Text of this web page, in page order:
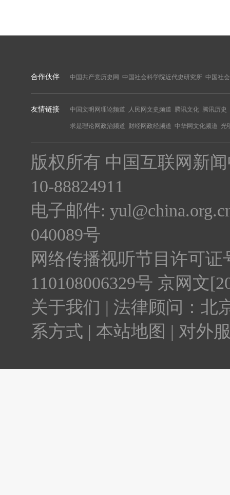
合作伙伴 中国共产党历史网 中国社会科学院近代史研究所 中国社
友情链接 中国文明网理论频道 人民网文史频道 腾讯文化 腾讯历史
求是理论网政治频道 财经网政经频道 中华网文化频道 光
版权所有 中国互联网新闻
10-88824911
电子邮件:
040089号
网络传播视听节目许可证
110108006329号 京网文
关于我们 | 法律顾问：北
系方式 | 本站地图 | 对外